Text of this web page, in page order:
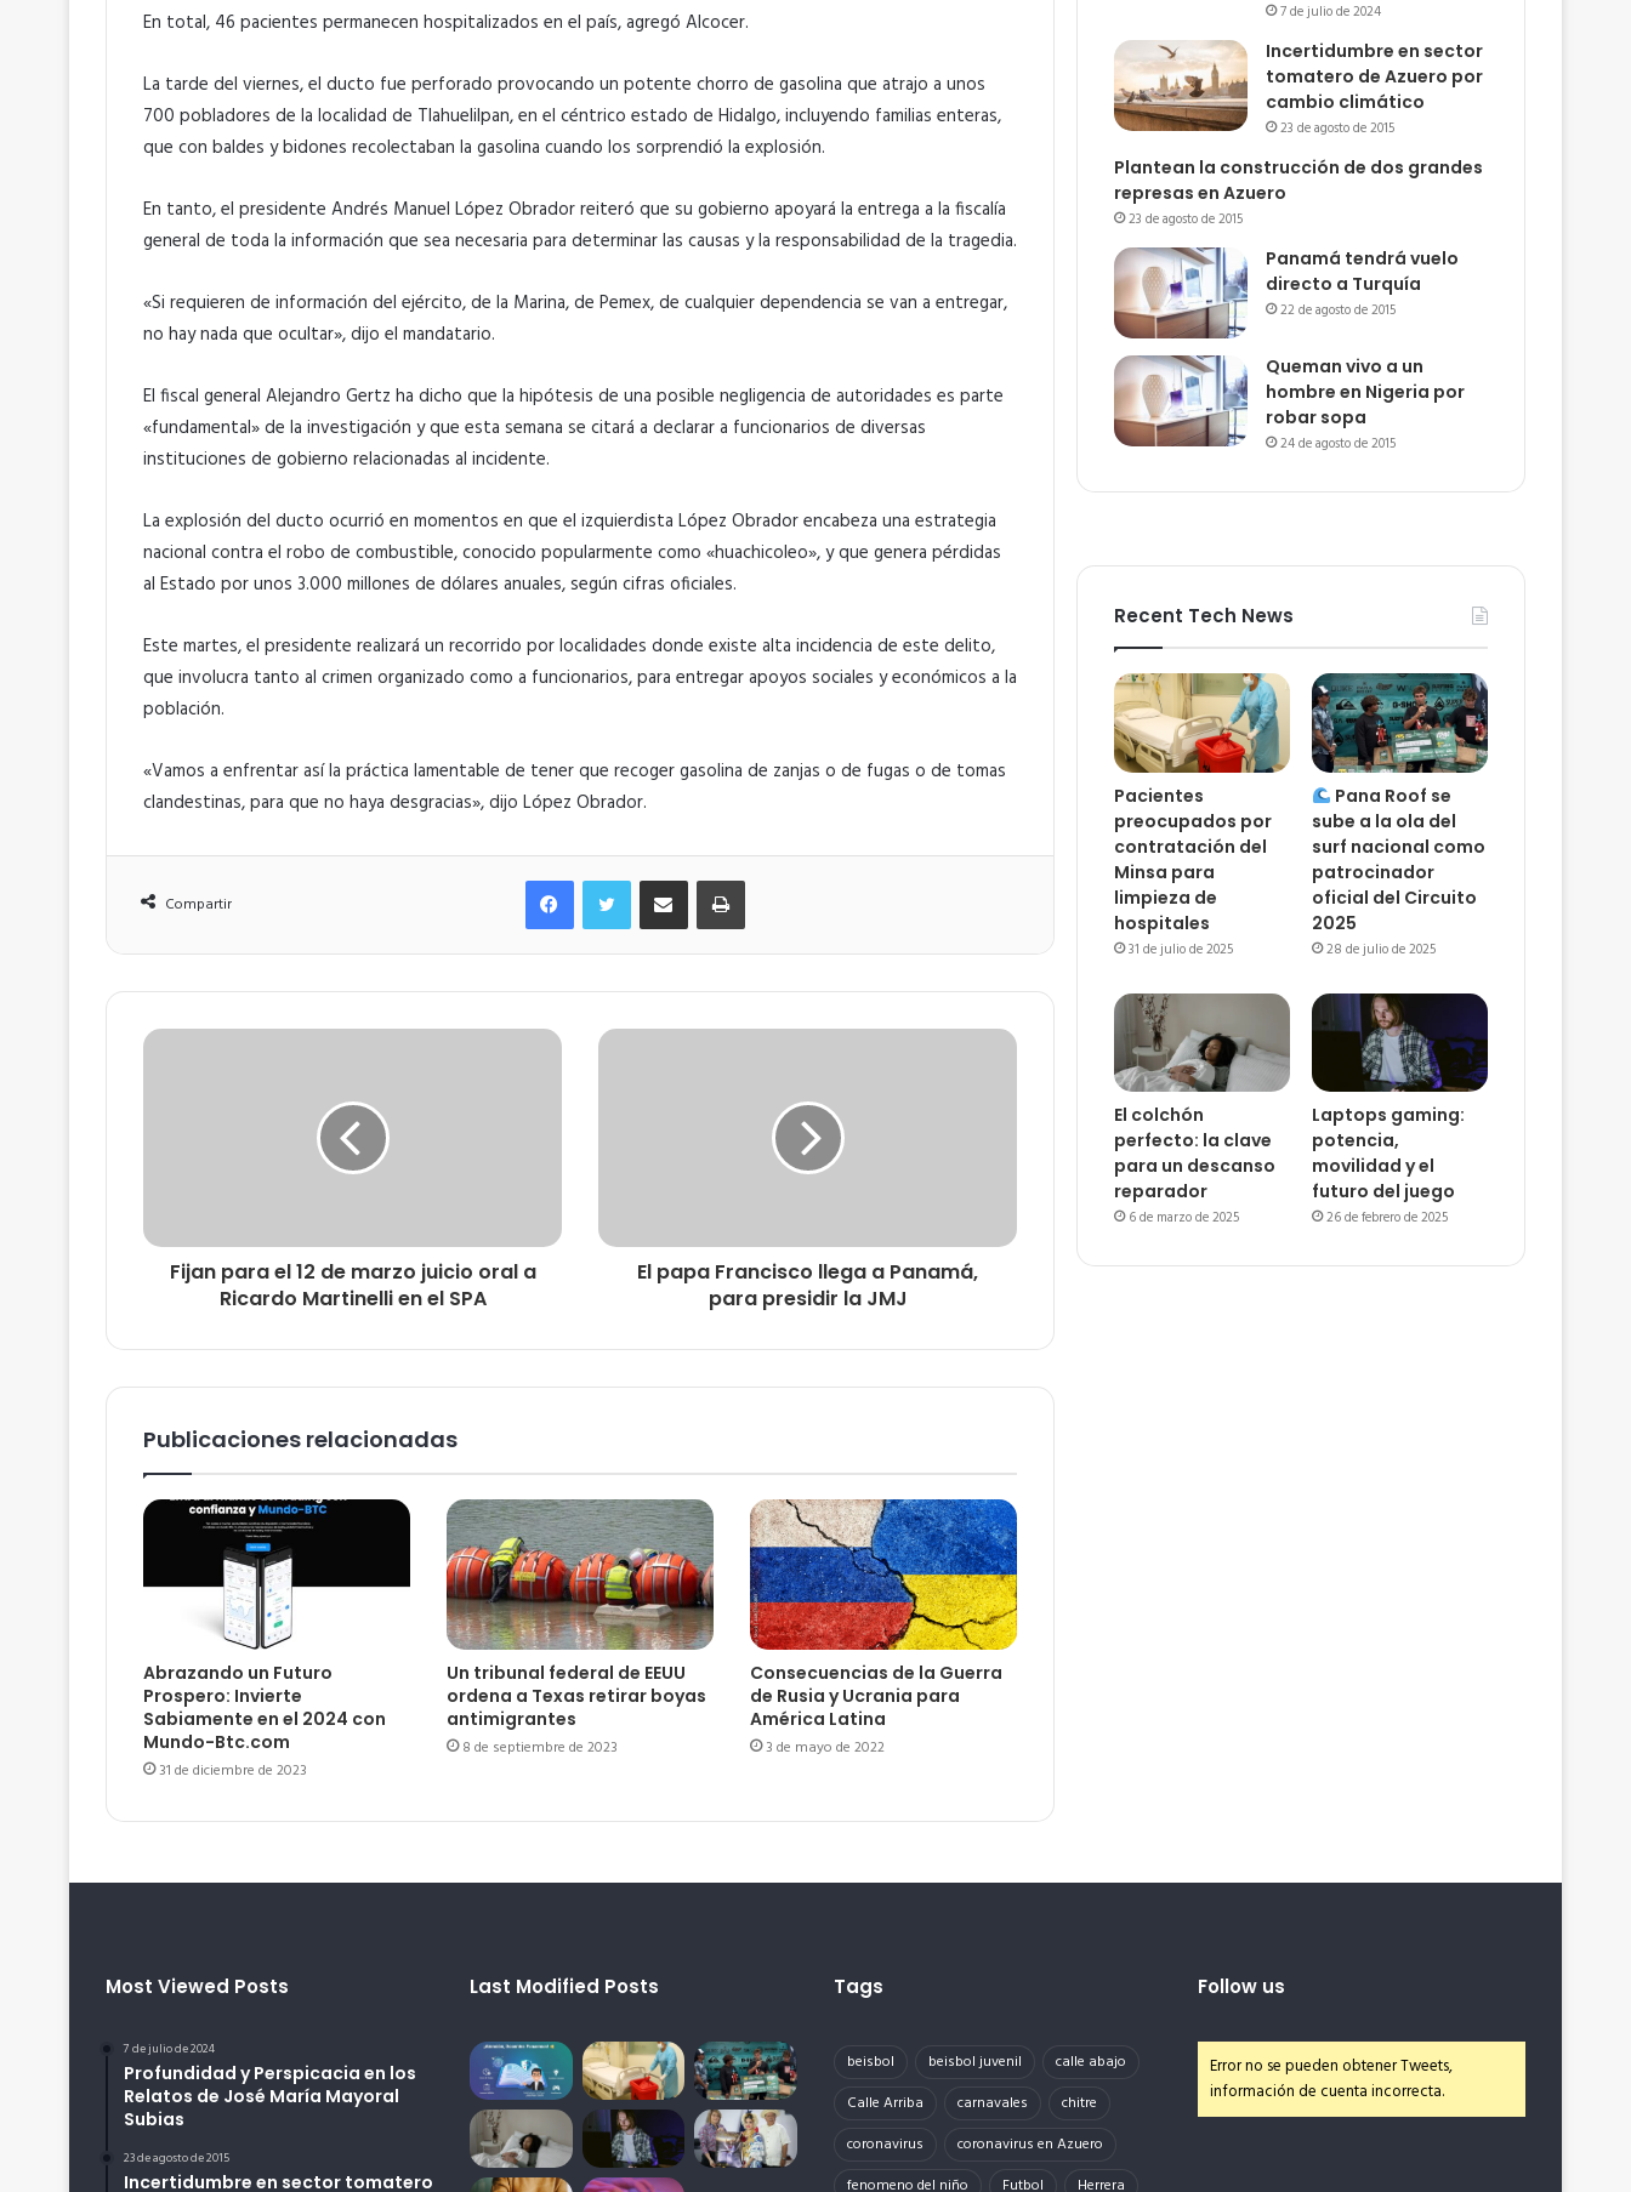
En total, 46 pacientes permanecen hospitalizados en el país, agregó Alcocer.
La tarde del viernes, el ducto fue perforado provocando un potente chorro de gasolina que atrajo a unos
700 pobladores de la localidad de Tlahuelilpan, en el céntrico estado de Hidalgo, incluyendo familias enteras,
que con baldes y bidones recolectaban la gasolina cuando los sorprendió la explosión.
En tanto, el presidente Andrés Manuel López Obrador reiteró que su gobierno apoyará la entrega a la fiscalía
general de toda la información que sea necesaria para determinar las causas y la responsabilidad de la tragedia.
«Si requieren de información del ejército, de la Marina, de Pemex, de cualquier dependencia se van a entregar,
no hay nada que ocultar», dijo el mandatario.
El fiscal general Alejandro Gertz ha dicho que la hipótesis de una posible negligencia de autoridades es parte
«fundamental» de la investigación y que esta semana se citará a declarar a funcionarios de diversas
instituciones de gobierno relacionadas al incidente.
La explosión del ducto ocurrió en momentos en que el izquierdista López Obrador encabeza una estrategia
nacional contra el robo de combustible, conocido popularmente como «huachicoleo», y que genera pérdidas
al Estado por unos 3.000 millones de dólares anuales, según cifras oficiales.
Este martes, el presidente realizará un recorrido por localidades donde existe alta incidencia de este delito,
que involucra tanto al crimen organizado como a funcionarios, para entregar apoyos sociales y económicos a la
población.
«Vamos a enfrentar así la práctica lamentable de tener que recoger gasolina de zanjas o de fugas o de tomas
clandestinas, para que no haya desgracias», dijo López Obrador.
Compartir
FacebookTwitter Compartir por correo electrónicoImprimir
Fijan para el 12 de marzo juicio oral a
Ricardo Martinelli en el SPA
El papa Francisco llega a Panamá,
para presidir la JMJ
Publicaciones relacionadas
Abrazando un Futuro
Prospero: Invierte
Sabiamente en el 2024 con
Mundo-Btc.com
31 de diciembre de 2023
Un tribunal federal de EEUU
ordena a Texas retirar boyas
antimigrantes
8 de septiembre de 2023
Consecuencias de la Guerra
de Rusia y Ucrania para
América Latina
3 de mayo de 2022
7 de julio de 2024
Incertidumbre en sector
tomatero de Azuero por
cambio climático
23 de agosto de 2015
Plantean la construcción de dos grandes
represas en Azuero
23 de agosto de 2015
Panamá tendrá vuelo
directo a Turquía
22 de agosto de 2015
Queman vivo a un
hombre en Nigeria por
robar sopa
24 de agosto de 2015
Recent Tech News
Pacientes
preocupados por
contratación del
Minsa para
limpieza de
hospitales
31 de julio de 2025
Pana Roof se
sube a la ola del
surf nacional como
patrocinador
oficial del Circuito
2025
28 de julio de 2025
El colchón
perfecto: la clave
para un descanso
reparador
6 de marzo de 2025
Laptops gaming:
potencia,
movilidad y el
futuro del juego
26 de febrero de 2025
Most Viewed Posts
7 de julio de 2024
Profundidad y Perspicacia en los
Relatos de José María Mayoral
Subias
23 de agosto de 2015
Incertidumbre en sector tomatero
Last Modified Posts Tags
beisbol beisbol juvenil
calle abajo
Calle Arriba
carnavales
chitre
coronavirus
coronavirus en Azuero
fenomeno del niño
Futbol
Herrera
Follow us
Error no se pueden obtener Tweets,
información de cuenta incorrecta.